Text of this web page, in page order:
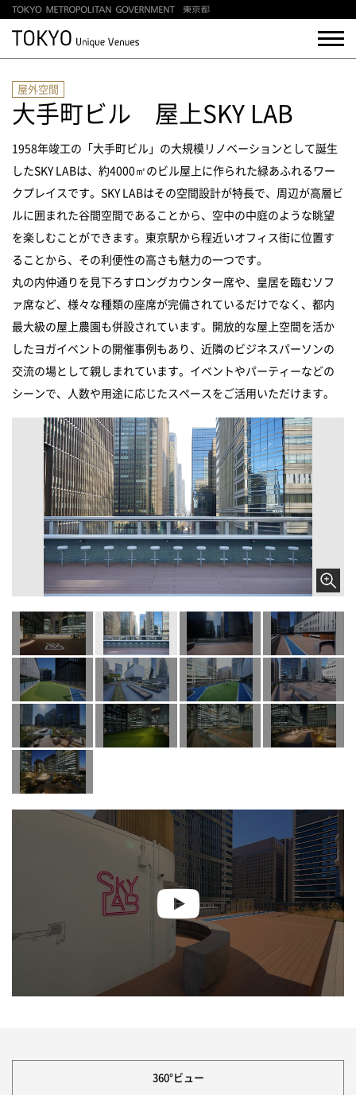
屋外空間
大手町ビル 屋上SKY LAB
1958年竣工の「大手町ビル」の大規模リノベーションとして誕生
したSKY LABは、約4000㎡のビル屋上に作られた緑あふれるワー
クプレイスです。SKY LABはその空間設計が特長で、周辺が高層ビ
ルに囲まれた谷間空間であることから、空中の中庭のような眺望
を楽しむことができます。東京駅から程近いオフィス街に位置す
ることから、その利便性の高さも魅力の一つです。
丸の内仲通りを見下ろすロングカウンター席や、皇居を臨むソフ
ァ席など、様々な種類の座席が完備されているだけでなく、都内
最大級の屋上農園も併設されています。開放的な屋上空間を活か
したヨガイベントの開催事例もあり、近隣のビジネスパーソンの
交流の場として親しまれています。イベントやパーティーなどの
シーンで、人数や用途に応じたスペースをご活用いただけます。
360°ビュー